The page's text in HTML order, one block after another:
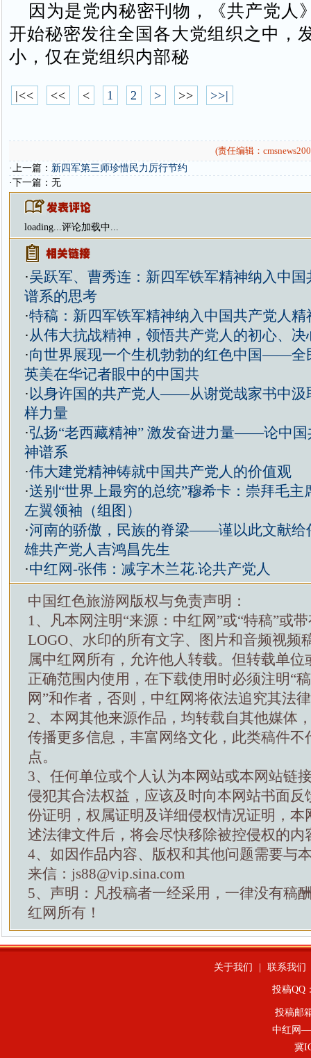
因为是党内秘密刊物，《共产党人
开始秘密发往全国各大党组织之中，
小，仅在党组织内部秘
|<< << < 1 2 > >> >>|
(责任编辑：
·上一篇： 新四军第三师珍惜民力厉行节约
·下一篇：无
loading...评论加载中...
·吴跃军、曹秀连：新四军铁军精神纳入中国
谱系的思考
·特稿：新四军铁军精神纳入中国共产党人精
· 从伟大抗战精神，领悟共产党人的初心、决
·向世界展现一个生机勃勃的红色中国——全
英美在华记者眼中的中国共
· 以身许国的共产党人——从谢觉哉家书中汲
样力量
·弘扬“老西藏精神” 激发奋进力量——论中国
神谱系
·伟大建党精神铸就中国共产党人的价值观
·送别“世界上最穷的总统”穆希卡：崇拜毛主
左翼领袖（组图）
·河南的骄傲，民族的脊梁——谨以此文献给
雄共产党人吉鸿昌先生
·中红网-张伟：减字木兰花.论共产党人
中国红色旅游网版权与免责声明：
1、凡本网注明“来源：中红网”或“特稿”或
LOGO、水印的所有文字、图片和音频视频
属中红网所有，允许他人转载。但转载单位
正确范围内使用，在下载使用时必须注明“
网”和作者，否则，中红网将依法追究其法
2、本网其他来源作品，均转载自其他媒体
传播更多信息，丰富网络文化，此类稿件不
点。
3、任何单位或个人认为本网站或本网站链
侵犯其合法权益，应该及时向本网站书面反
份证明，权属证明及详细侵权情况证明，本
述法律文件后，将会尽快移除被控侵权的内
4、如因作品内容、版权和其他问题需要与
来信：js88@vip.sina.com
5、声明：凡投稿者一经采用，一律没有稿
红网所有！
关于我们 联系我们
投稿QQ
投稿邮
中红网—
冀